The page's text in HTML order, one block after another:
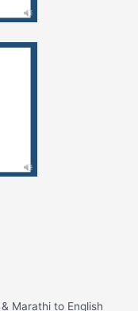
Marathi to English